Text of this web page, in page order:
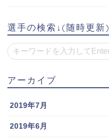
選手の検索↓(随時更新)
アーカイブ
2019年7月
2019年6月